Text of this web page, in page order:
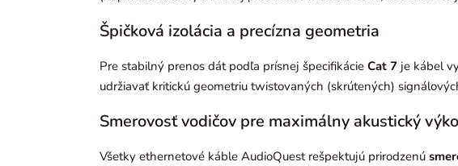
Špičková izolácia a precízna geometria
Pre stabilný prenos dát podľa prísnej špecifikácie Cat 7 je kábel
udržiavať kritickú geometriu twistovaných (skrútených)
Smerovosť vodičov pre maximálny akustický
Všetky ethernetové káble AudioQuest rešpektujú prirodzenú